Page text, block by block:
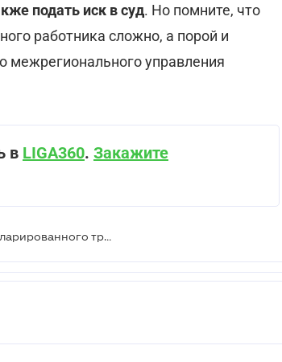
подать иск в суд. Но помните, что
работника сложно, а порой и
межрегионального управления
в LIGA360. Закажите
Как самостоятельно защитить себя от незадекларированного труда – советы Гоструда